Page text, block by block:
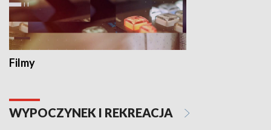
Filmy
WYPOCZYNEK I REKREACJA